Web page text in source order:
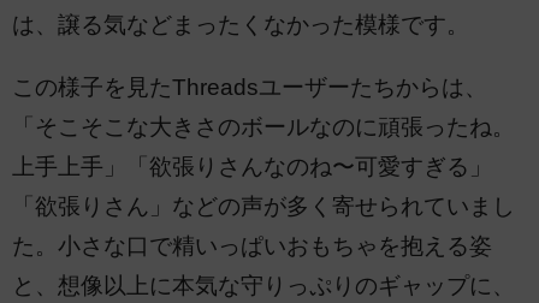
は、譲る気などまったくなかった模様です。
この様子を見たThreadsユーザーたちからは、
「そこそこな大きさのボールなのに頑張ったね。
上手上手」「欲張りさんなのね〜可愛すぎる」
「欲張りさん」などの声が多く寄せられていまし
た。小さな口で精いっぱいおもちゃを抱える姿
と、想像以上に本気な守りっぷりのギャップに、